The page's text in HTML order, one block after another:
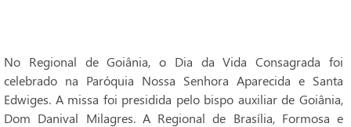
No Regional de Goiânia, o Dia da Vida Consagrada foi
celebrado na Paróquia Nossa Senhora Aparecida e Santa
Edwiges. A missa foi presidida pelo bispo auxiliar de Goiânia,
Dom Danival Milagres. A Regional de Brasília, Formosa e